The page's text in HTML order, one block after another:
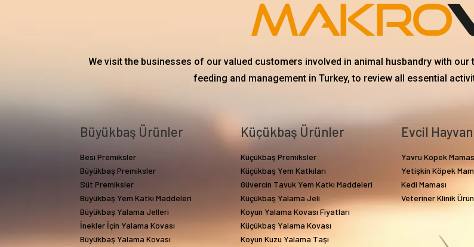
We visit the businesses of our valued customers involved in animal husbandry with
feeding and management in Turkey, to review all essential
Büyükbaş Ürünler
Besi Premiksler
Büyükbaş Premiksler
Süt Premiksler
Büyükbaş Yem Katkı Maddeleri
Büyükbaş Yalama Jelleri
İnekler İçin Yalama Kovası
Büyükbaş Yalama Kovası
Küçükbaş Ürünler
Küçükbaş Premiksler
Küçükbaş Yem Katkıları
Güvercin Tavuk Yem Katkı Maddeleri
Küçükbaş Yalama Jeli
Koyun Yalama Kovası Fiyatları
Küçükbaş Yalama Kovası
Koyun Kuzu Yalama Taşı
Evcil
Yavru Köpek
Yetişkin Köpek
Kedi Maması
Veteriner Klinik